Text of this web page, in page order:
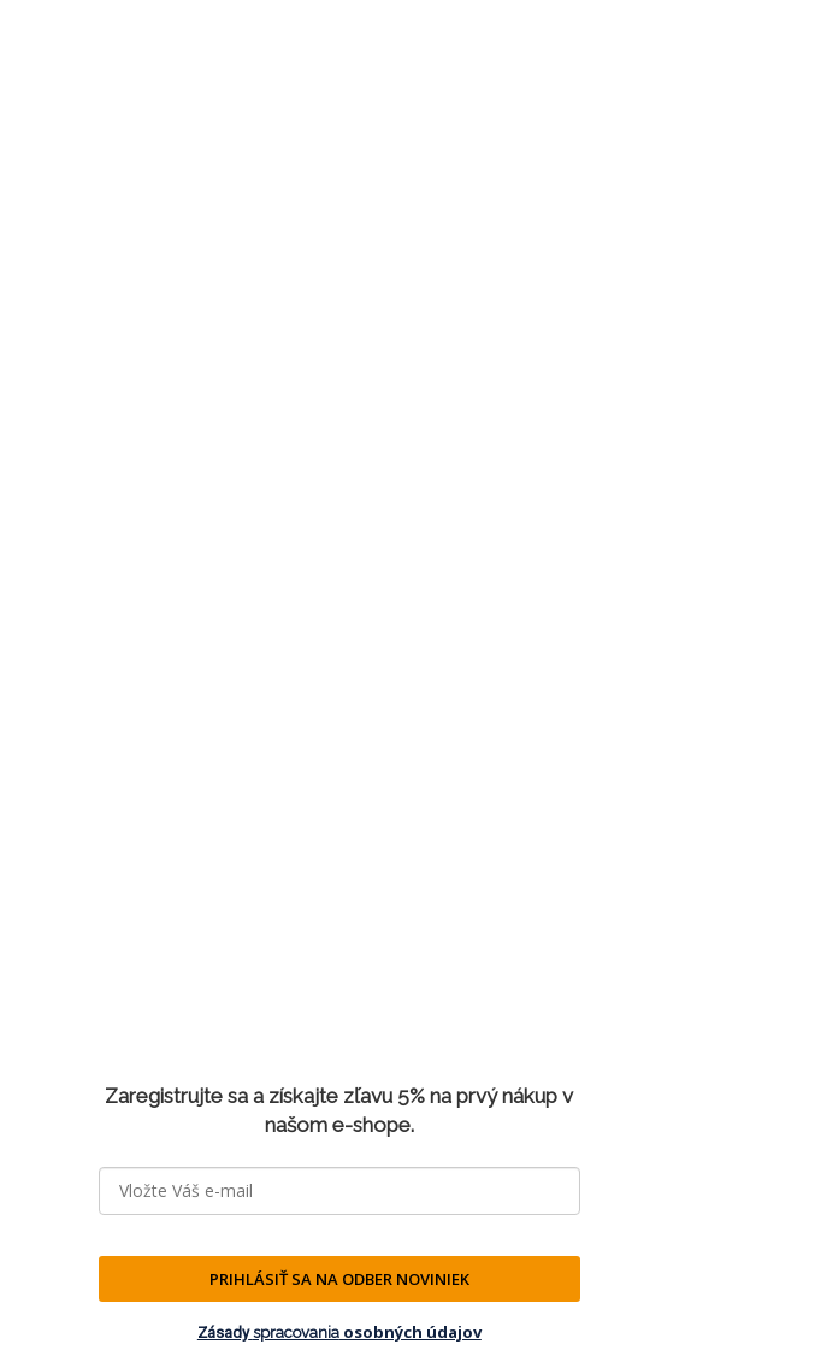
Zaregistrujte sa a získajte zľavu 5% na prvý nákup v
našom e-shope.
PRIHLÁSIŤ SA NA ODBER NOVINIEK
Zásady spracovaniaosobných údajov